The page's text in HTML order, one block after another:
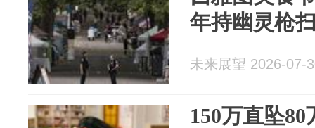
年持幽灵枪
未来展望 2026-07-
150万直坠